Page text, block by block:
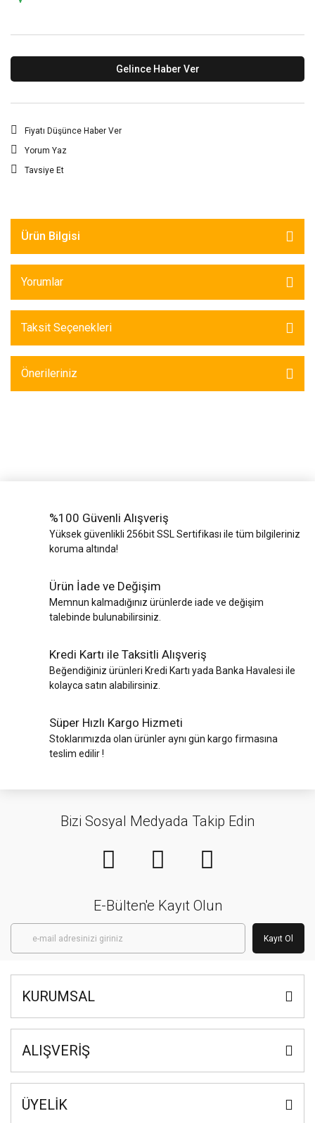
Gelince Haber Ver
Fiyatı Düşünce Haber Ver
Yorum Yaz
Tavsiye Et
Ürün Bilgisi
Yorumlar
Taksit Seçenekleri
Önerileriniz
%100 Güvenli Alışveriş
Yüksek güvenlikli 256bit SSL Sertifikası ile tüm bilgileriniz
koruma altında!
Ürün İade ve Değişim
Memnun kalmadığınız ürünlerde iade ve değişim
talebinde bulunabilirsiniz.
Kredi Kartı ile Taksitli Alışveriş
Beğendiğiniz ürünleri Kredi Kartı yada Banka Havalesi ile
kolayca satın alabilirsiniz.
Süper Hızlı Kargo Hizmeti
Stoklarımızda olan ürünler aynı gün kargo firmasına
teslim edilir !
Bizi Sosyal Medyada Takip Edin
E-Bülten'e Kayıt Olun
Kayıt Ol
KURUMSAL
ALIŞVERİŞ
ÜYELİK